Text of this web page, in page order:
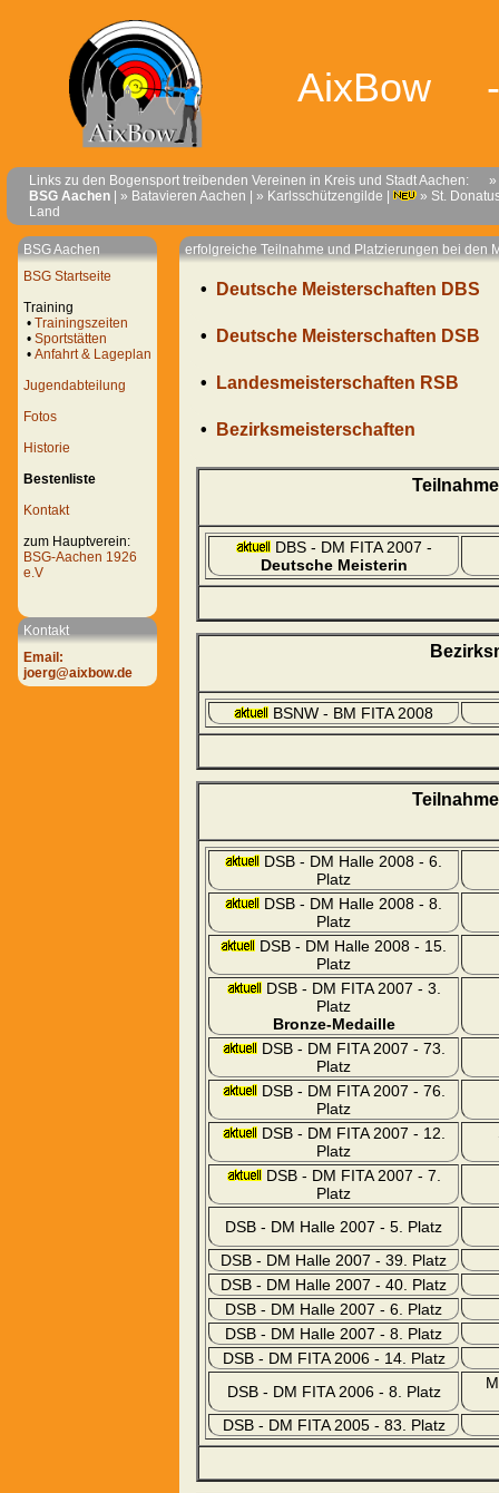
AixBow
Links zu den Bogensport treibenden Vereinen in Kreis und Stadt Aachen: »
BSG Aachen
» Batavieren Aachen » Karlsschützengilde
» St.
Land
BSG Aachen
BSG Startseite
Training
• Trainingszeiten
• Sportstätten
• Anfahrt & Lageplan
Jugendabteilung
Fotos
Historie
Bestenliste
Kontakt
zum Hauptverein:
BSG-Aachen 1926
e.V
Kontakt
Email:
joerg@aixbow.de
erfolgreiche Teilnahme und Platzierungen bei den
• Deutsche Meisterschaften DBS
• Deutsche Meisterschaften DSB
• Landesmeisterschaften RSB
• Bezirksmeisterschaften
DBS - DM FITA 2007 -
Deutsche Meisterin
BSNW - BM FITA 2008
DSB - DM Halle 2008 - 6.
Platz
DSB - DM Halle 2008 - 8.
Platz
DSB - DM Halle 2008 - 15.
Platz
DSB - DM FITA 2007 - 3.
Platz
Bronze-Medaille
DSB - DM FITA 2007 - 73.
Platz
DSB - DM FITA 2007 - 76.
Platz
DSB - DM FITA 2007 - 12.
Platz
DSB - DM FITA 2007 - 7.
Platz
DSB - DM Halle 2007 - 5. Platz
DSB - DM Halle 2007 - 39. Platz
DSB - DM Halle 2007 - 40. Platz
DSB - DM Halle 2007 - 6. Platz
DSB - DM Halle 2007 - 8. Platz
DSB - DM FITA 2006 - 14. Platz
DSB - DM FITA 2006 - 8. Platz
DSB - DM FITA 2005 - 83. Platz